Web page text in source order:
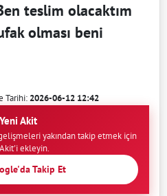
teslim olacaktım
olması beni
Tarihi:2026-06-12 12:42
Akit
yakından takip etmek için
ekleyin.
Takip Et